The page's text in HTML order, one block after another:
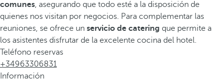
comunes, asegurando que todo esté a la disposición de
quienes nos visitan por negocios. Para complementar las
reuniones, se ofrece un servicio de catering que permite a
los asistentes disfrutar de la excelente cocina del hotel.
Teléfono reservas
+34963306831
Información